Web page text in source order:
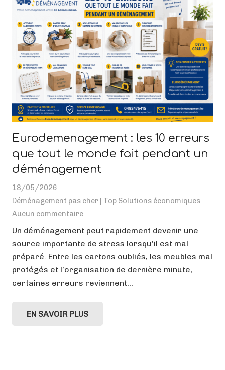
Eurodemenagement : les 10 erreurs
que tout le monde fait pendant un
déménagement
18/05/2026
Déménagement pas cher | Top Solutions économiques
Aucun commentaire
Un déménagement peut rapidement devenir une
source importante de stress lorsqu’il est mal
préparé. Entre les cartons oubliés, les meubles mal
protégés et l’organisation de dernière minute,
certaines erreurs reviennent…
EN SAVOIR PLUS